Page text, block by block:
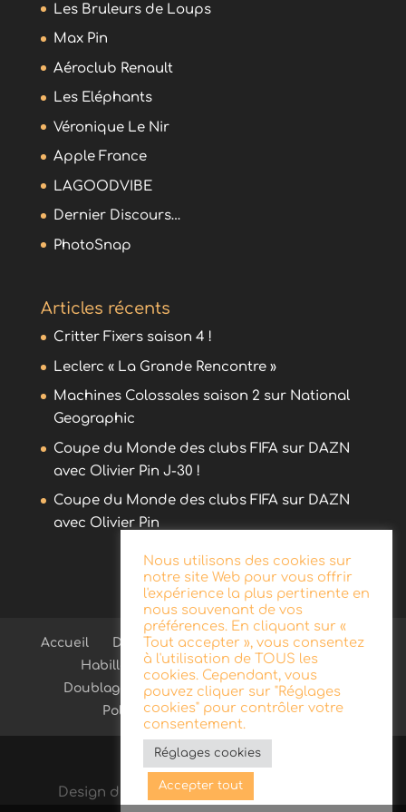
Les Bruleurs de Loups
Max Pin
Aéroclub Renault
Les Eléphants
Véronique Le Nir
Apple France
LAGOODVIBE
Dernier Discours…
PhotoSnap
Articles récents
Critter Fixers saison 4 !
Leclerc « La Grande Rencontre »
Machines Colossales saison 2 sur National
Geographic
Coupe du Monde des clubs FIFA sur DAZN
avec Olivier Pin J-30 !
Coupe du Monde des clubs FIFA sur DAZN
avec Olivier Pin
Accueil Démo Blog Radio
Publicité
Habillage d’antenne
Télévision
Doublage
Documentaire
Contact
Politique de confidentialité
Design de Elegant Themes
Nous utilisons des cookies sur
notre site Web pour vous offrir
l'expérience la plus pertinente en
nous souvenant de vos
préférences. En cliquant sur «
Tout accepter », vous consentez
à l'utilisation de TOUS les
cookies. Cependant, vous
pouvez cliquer sur "Réglages
cookies" pour contrôler votre
consentement.
Réglages cookies
Accepter tout